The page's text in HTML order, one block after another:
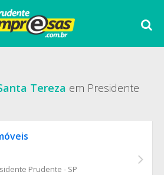
Tereza em Presidente
Prudente - SP